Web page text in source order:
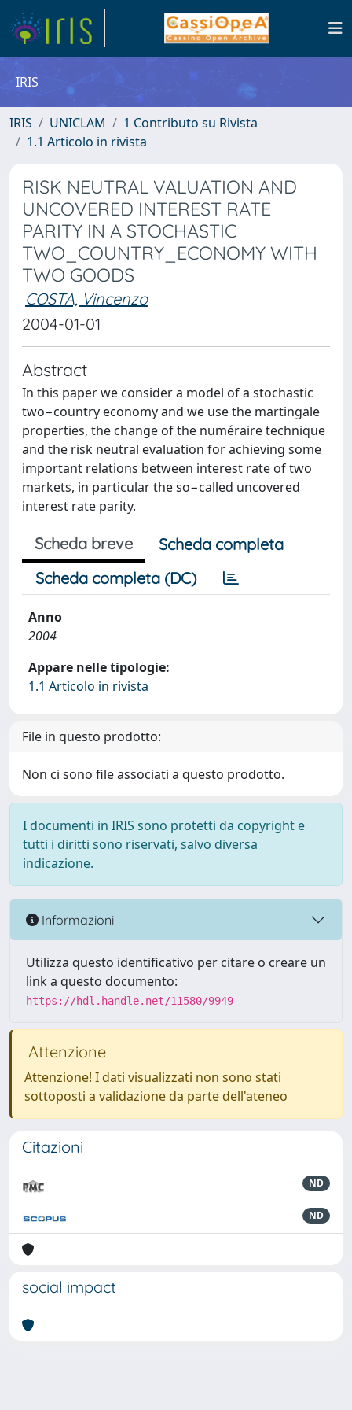
IRIS
IRIS UNICLAM
1 Contributo su Rivista
1.1 Articolo in rivista
RISK NEUTRAL VALUATION AND
UNCOVERED INTEREST RATE
PARITY IN A STOCHASTIC
TWO_COUNTRY_ECONOMY WITH
TWO GOODS
COSTA, Vincenzo
2004-01-01
Abstract
In this paper we consider a model of a stochastic
two−country economy and we use the martingale
properties, the change of the numéraire technique
and the risk neutral evaluation for achieving some
important relations between interest rate of two
markets, in particular the so−called uncovered
interest rate parity.
Scheda breve
Scheda completa
Scheda completa (DC)
Anno
2004
Appare nelle tipologie:
1.1 Articolo in rivista
File in questo prodotto:
Non ci sono file associati a questo prodotto.
I documenti in IRIS sono protetti da copyright e
tutti i diritti sono riservati, salvo diversa
indicazione.
Informazioni
Utilizza questo identificativo per citare o creare un
link a questo documento:
https://hdl.handle.net/11580/9949
Attenzione
Attenzione! I dati visualizzati non sono stati
sottoposti a validazione da parte dell'ateneo
Citazioni
ND
ND
social impact